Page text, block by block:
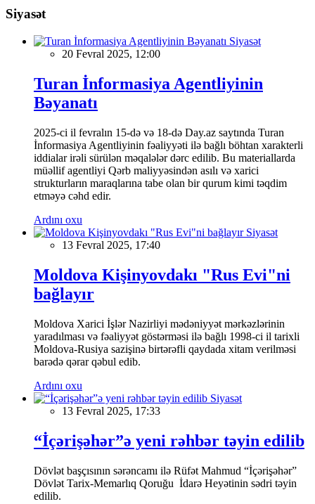
Siyasət
Siyasət
20 Fevral 2025, 12:00
Turan İnformasiya Agentliyinin
Bəyanatı
2025-ci il fevralın 15-də və 18-də Day.az saytında Turan
İnformasiya Agentliyinin fəaliyyəti ilə bağlı böhtan xarakterli
iddialar irəli sürülən məqalələr dərc edilib. Bu materiallarda
müəllif agentliyi Qərb maliyyəsindən asılı və xarici
strukturların maraqlarına tabe olan bir qurum kimi təqdim
etməyə cəhd edir.
Ardını oxu
Siyasət
13 Fevral 2025, 17:40
Moldova Kişinyovdakı "Rus Evi"ni
bağlayır
Moldova Xarici İşlər Nazirliyi mədəniyyət mərkəzlərinin
yaradılması və fəaliyyət göstərməsi ilə bağlı 1998-ci il tarixli
Moldova-Rusiya sazişinə birtərəfli qaydada xitam verilməsi
barədə qərar qəbul edib.
Ardını oxu
Siyasət
13 Fevral 2025, 17:33
“İçərişəhər”ə yeni rəhbər təyin edilib
Dövlət başçısının sərəncamı ilə Rüfət Mahmud “İçərişəhər”
Dövlət Tarix-Memarlıq Qoruğu İdarə Heyətinin sədri təyin
edilib.